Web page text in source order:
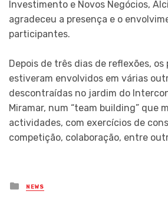
Investimento e Novos Negócios,
agradeceu a presença e o
participantes.
Depois de três dias de reflexões,
estiveram envolvidos em várias
descontraídas no jardim do
Miramar, num “team building” que
actividades, com exercícios de
competição, colaboração, entre
Posted
in
NEWS